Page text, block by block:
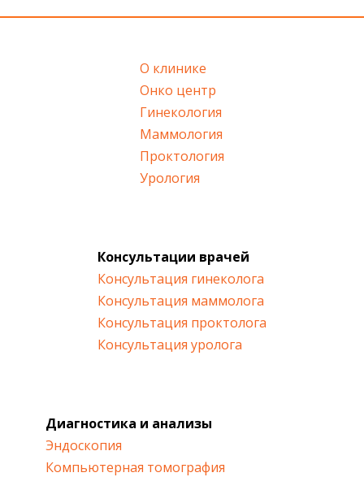
О клинике
Онко центр
Гинекология
Маммология
Проктология
Урология
Консультации врачей
Консультация гинеколога
Консультация маммолога
Консультация проктолога
Консультация уролога
Диагностика и анализы
Эндоскопия
Компьютерная томография